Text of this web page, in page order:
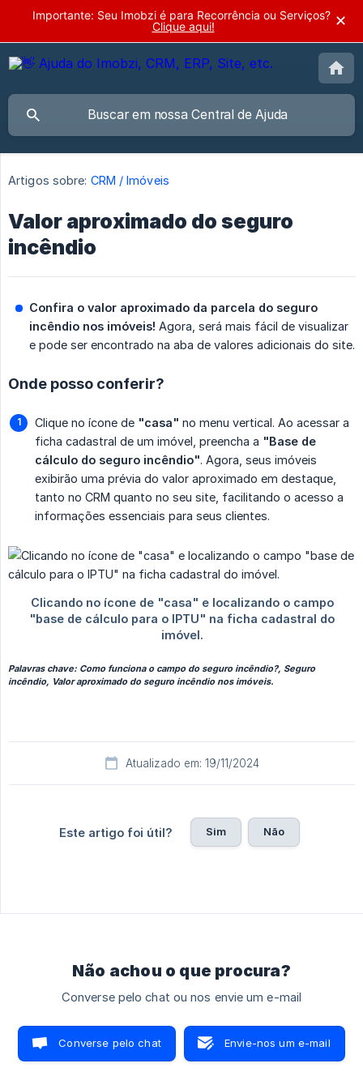
Importante: Seu Imobzi é para Recorrência ou Serviços?
Clique aqui!
✕
Artigos sobre: CRM / Imóveis
Valor aproximado do seguro
incêndio
Confira o valor aproximado da parcela do seguro
incêndio nos imóveis! Agora, será mais fácil de visualizar
e pode ser encontrado na aba de valores adicionais do site.
Onde posso conferir?
Clique no ícone de "casa" no menu vertical. Ao acessar a
ficha cadastral de um imóvel, preencha a "Base de
cálculo do seguro incêndio". Agora, seus imóveis
exibirão uma prévia do valor aproximado em destaque,
tanto no CRM quanto no seu site, facilitando o acesso a
informações essenciais para seus clientes.
Palavras chave: Como funciona o campo do seguro incêndio?, Seguro
incêndio, Valor aproximado do seguro incêndio nos imóveis.
Atualizado em: 19/11/2024
Este artigo foi útil? Sim Não
Não achou o que procura?
Converse pelo chat ou nos envie um e-mail
Converse pelo chat Envie-nos um e-mail